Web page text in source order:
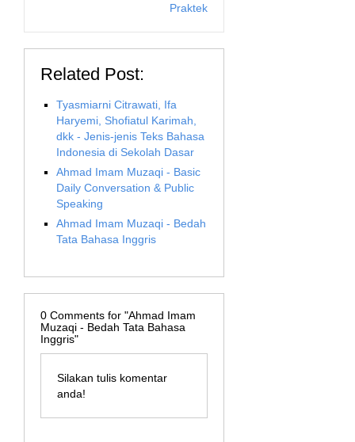
Praktek
Related Post:
Tyasmiarni Citrawati, Ifa
Haryemi, Shofiatul Karimah,
dkk - Jenis-jenis Teks Bahasa
Indonesia di Sekolah Dasar
Ahmad Imam Muzaqi - Basic
Daily Conversation & Public
Speaking
Ahmad Imam Muzaqi - Bedah
Tata Bahasa Inggris
0 Comments for "Ahmad Imam
Muzaqi - Bedah Tata Bahasa
Inggris"
Silakan tulis komentar
anda!